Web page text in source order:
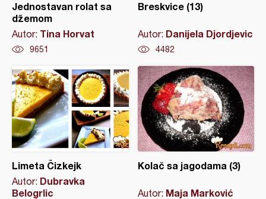
Jednostavan rolat sa
džemom
Autor: Tina Horvat
9651
Breskvice (13)
Autor: Danijela Djordjevic
4482
Limeta Čizkejk
Autor: Dubravka
Belogrlic
Kolač sa jagodama (3)
Autor: Maja Marković